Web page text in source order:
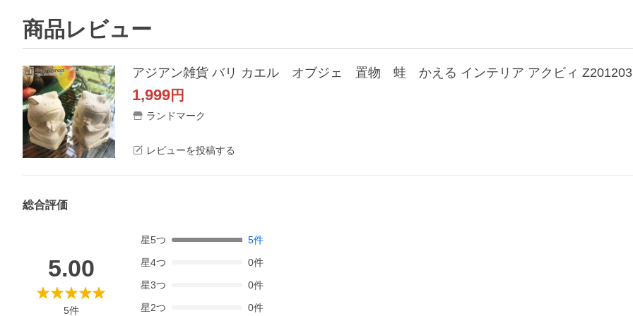
商品レビュー
アジアン雑貨 バリ カエル オブジェ 置物 蛙 かえる インテリア アクビィ
1,999円
ランドマーク
レビューを投稿する
総合評価
5.00
5件
星5つ 5件
星4つ 0件
星3つ 0件
星2つ 0件